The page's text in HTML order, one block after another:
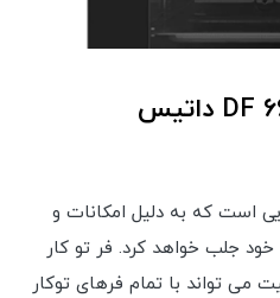
است که به دلیل امکانات و
خود جلب خواهد کرد. فر تو کار
تواند با تمام فرهای توکار